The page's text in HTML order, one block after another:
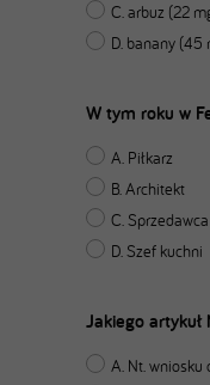
C. arbuz (22
D. banany (45
W tym roku w
A. Piłkarz
B. Architekt
C. Sprzedawca
D. Szef kuchni
Jakiego artykuł
A. Nt. wniosku